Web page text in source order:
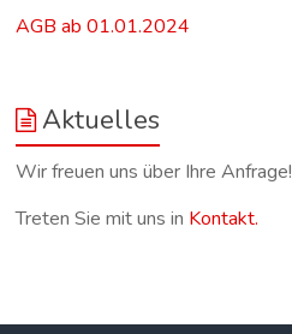
AGB ab 01.01.2024
Aktuelles
Wir freuen uns über Ihre Anfrage!
Treten Sie mit uns in Kontakt.